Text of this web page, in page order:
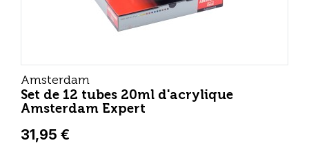
Amsterdam
Set de 12 tubes 20ml d'acrylique
Amsterdam Expert
31,95 €